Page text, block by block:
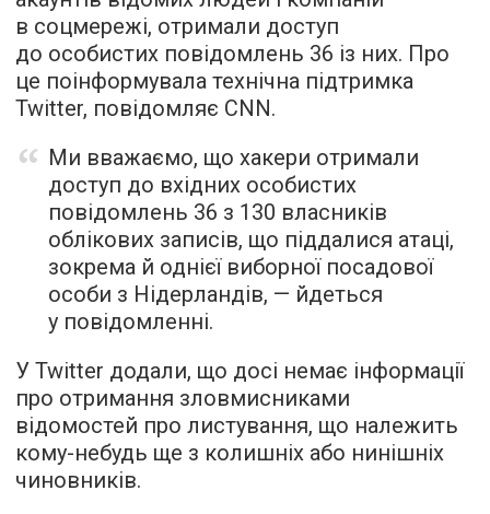
в соцмережі, отримали доступ
до особистих повідомлень 36 із них. Про
це поінформувала технічна підтримка
Twitter, повідомляє CNN.
Ми вважаємо, що хакери отримали
доступ до вхідних особистих
повідомлень 36 з 130 власників
облікових записів, що піддалися атаці,
зокрема й однієї виборної посадової
особи з Нідерландів, — йдеться
у повідомленні.
У Twitter додали, що досі немає інформації
про отримання зловмисниками
відомостей про листування, що належить
кому-небудь ще з колишніх або нинішніх
чиновників.